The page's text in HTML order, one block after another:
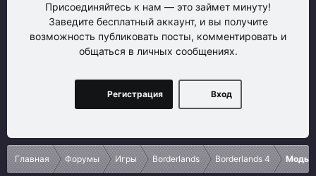
Присоединяйтесь к нам — это займет минуту!
Заведите бесплатный аккаунт, и вы получите
возможность публиковать посты, комментировать и
общаться в личных сообщениях.
Вход
Регистрация
Главная Форумы Игры Borderlands Borderlands 4 Моды